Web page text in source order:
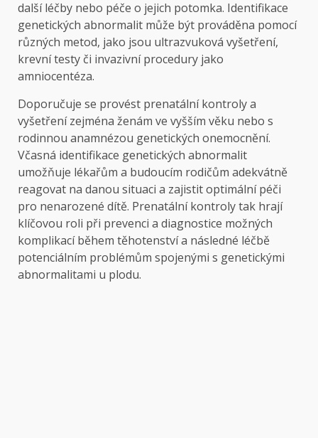
další léčby nebo péče o jejich potomka. Identifikace
genetických abnormalit může být prováděna pomocí
různých metod, jako jsou ultrazvuková vyšetření,
krevní testy či invazivní procedury jako
amniocentéza.
Doporučuje se provést prenatální kontroly a
vyšetření zejména ženám ve vyšším věku nebo s
rodinnou anamnézou genetických onemocnění.
Včasná identifikace genetických abnormalit
umožňuje lékařům a budoucím rodičům adekvátně
reagovat na danou situaci a zajistit optimální péči
pro nenarozené dítě. Prenatální kontroly tak hrají
klíčovou roli při prevenci a diagnostice možných
komplikací během těhotenství a následné léčbě
potenciálním problémům spojenými s genetickými
abnormalitami u plodu.